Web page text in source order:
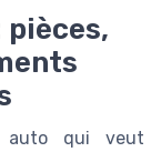
pièces,
auto qui veut